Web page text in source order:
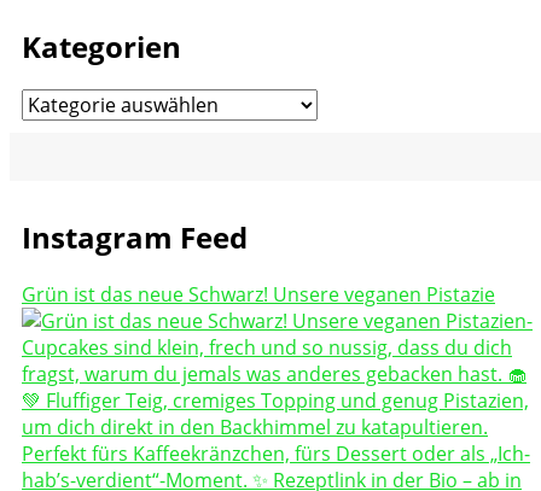
Kategorien
Kategorien
Instagram Feed
Grün ist das neue Schwarz! Unsere veganen Pistazie